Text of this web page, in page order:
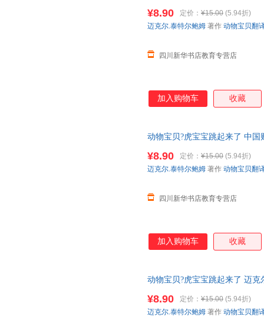
¥8.90 定价： ¥15.00 (5.94折)
四川新华书店教育专营店
迈克尔.泰特尔鲍姆 著作 动物宝贝翻
加入购物车 收藏
动物宝贝?虎宝宝跳起来了 中
¥8.90 定价： ¥15.00 (5.94折)
四川新华书店教育专营店
迈克尔.泰特尔鲍姆 著作 动物宝贝翻
加入购物车 收藏
动物宝贝?虎宝宝跳起来了 迈
惠咨询在线客服！
¥8.90 定价： ¥15.00 (5.94折)
迈克尔.泰特尔鲍姆 著作 动物宝贝翻